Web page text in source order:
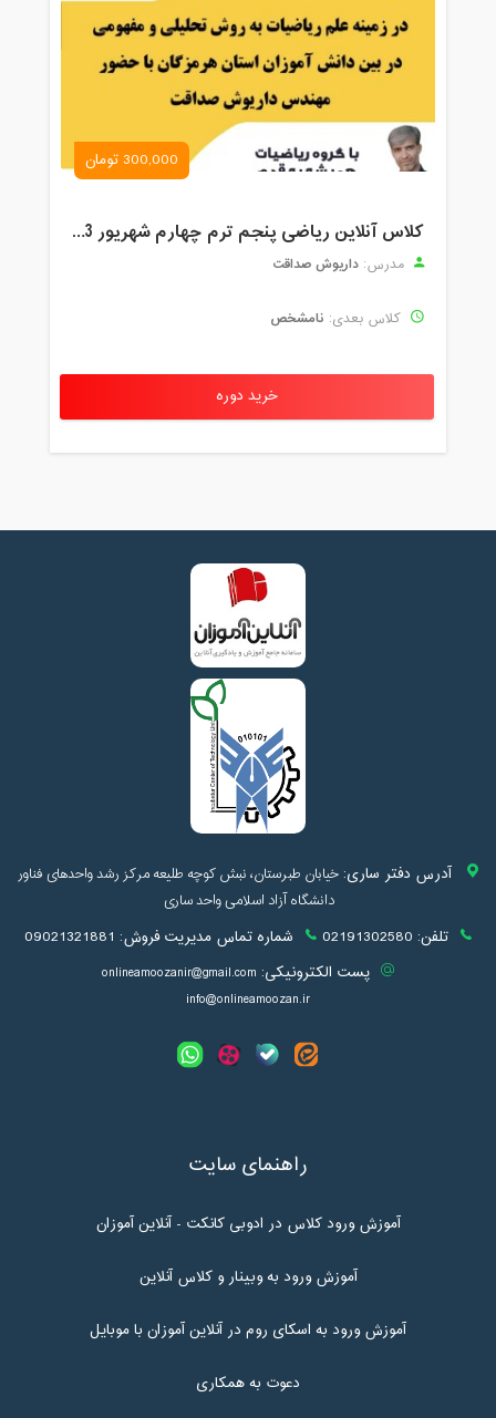
300,000 تومان
کلاس آنلاین ریاضی پنجم ترم چهارم شهریور 1403
مدرس: داریوش صداقت
کلاس بعدی: نامشخص
خرید دوره
آدرس دفتر ساری:خیابان طبرستان، نبش کوچه طلیعه مرکز رشد واحدهای فناور
دانشگاه آزاد اسلامی واحد ساری
تلفن: 02191302580 شماره تماس مدیریت فروش: 09021321881
پست الکترونیکی: onlineamoozanir@gmail.com
info@onlineamoozan.ir
راهنمای سایت
آموزش ورود کلاس در ادوبی کانکت - آنلاین آموزان
آموزش ورود به وبینار و کلاس آنلاین
آموزش ورود به اسکای روم در آنلاین آموزان با موبایل
دعوت به همکاری